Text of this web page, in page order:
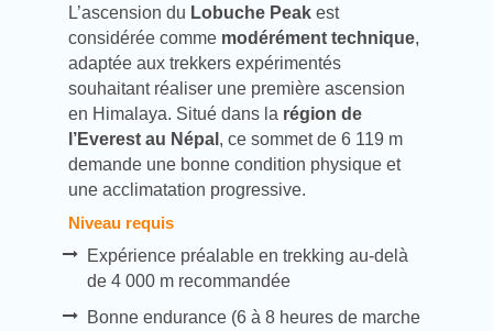
L’ascension du Lobuche Peakest
considérée comme modérément technique,
adaptée aux trekkers expérimentés
souhaitant réaliser une première ascension
en Himalaya. Situé dans la région de
l’Everest au Népal , ce sommet de 6 119 m
demande une bonne condition physique et
une acclimatation progressive.
Niveau requis
Expérience préalable en trekking au-delà
de 4 000 m recommandée
Bonne endurance (6 à 8 heures de marche